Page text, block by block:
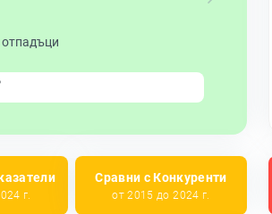
г.
Сравни с Конкуренти
от 2015 до 2024 г.